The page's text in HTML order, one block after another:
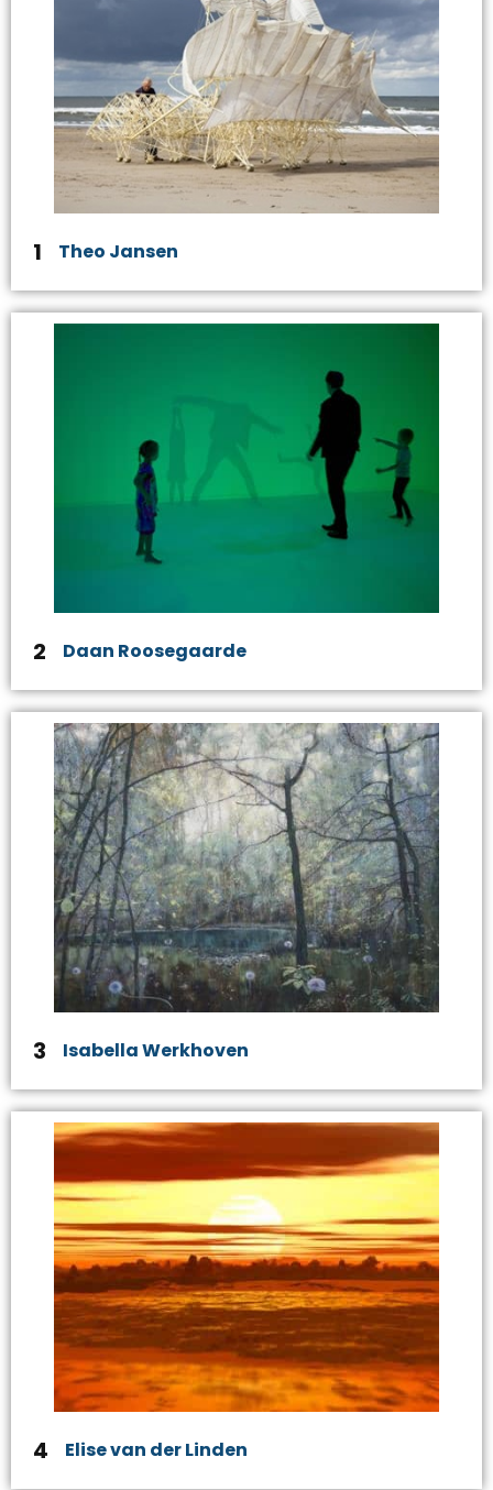
1 Theo Jansen
2 Daan Roosegaarde
3 Isabella Werkhoven
4 Elise van der Linden